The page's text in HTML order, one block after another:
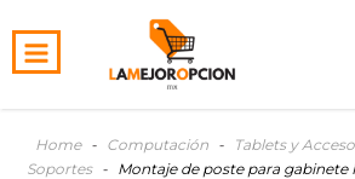
Home - Computación - Tablets y
Soportes
-
Montaje de poste para gabinete